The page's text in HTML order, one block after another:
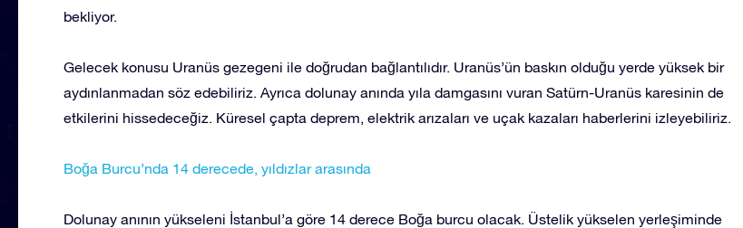
bekliyor.
Gelecek konusu Uranüs gezegeni ile doğrudan bağlantılıdır. Uranüs’ün baskın olduğu yerde yüksek bir
aydınlanmadan söz edebiliriz. Ayrıca dolunay anında yıla damgasını vuran Satürn-Uranüs karesinin de
etkilerini hissedeceğiz. Küresel çapta deprem, elektrik arızaları ve uçak kazaları haberlerini izleyebiliriz.
Boğa Burcu’nda 14 derecede, yıldızlar arasında
Dolunay anının yükseleni İstanbul’a göre 14 derece Boğa burcu olacak. Üstelik yükselen yerleşiminde